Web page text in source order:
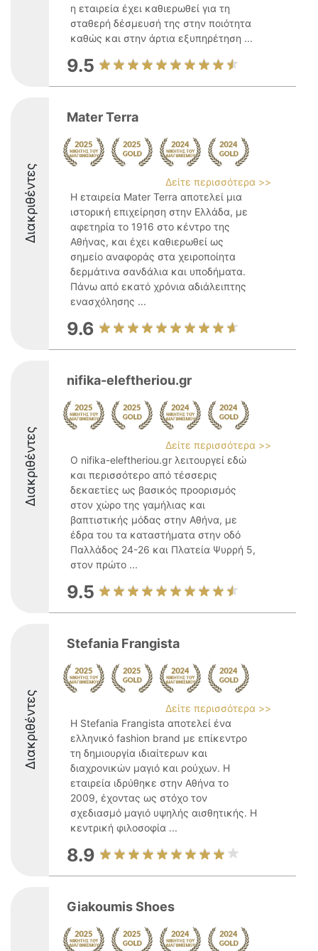
η εταιρεία έχει καθιερωθεί για τη
σταθερή δέσμευσή της στην ποιότητα
καθώς και στην άρτια εξυπηρέτηση ...
9.5
Διακριθέντες
Mater Terra
Δείτε περισσότερα >>
Η εταιρεία Mater Terra αποτελεί μια
ιστορική επιχείρηση στην Ελλάδα, με
αφετηρία το 1916 στο κέντρο της
Αθήνας, και έχει καθιερωθεί ως
σημείο αναφοράς στα χειροποίητα
δερμάτινα σανδάλια και υποδήματα.
Πάνω από εκατό χρόνια αδιάλειπτης
ενασχόλησης ...
9.6
Διακριθέντες
nifika-eleftheriou.gr
Δείτε περισσότερα >>
Ο nifika-eleftheriou.gr λειτουργεί εδώ
και περισσότερο από τέσσερις
δεκαετίες ως βασικός προορισμός
στον χώρο της γαμήλιας και
βαπτιστικής μόδας στην Αθήνα, με
έδρα του τα καταστήματα στην οδό
Παλλάδος 24-26 και Πλατεία Ψυρρή 5,
στον πρώτο ...
9.5
Διακριθέντες
Stefania Frangista
Δείτε περισσότερα >>
Η Stefania Frangista αποτελεί ένα
ελληνικό fashion brand με επίκεντρο
τη δημιουργία ιδιαίτερων και
διαχρονικών μαγιό και ρούχων. Η
εταιρεία ιδρύθηκε στην Αθήνα το
2009, έχοντας ως στόχο τον
σχεδιασμό μαγιό υψηλής αισθητικής. Η
κεντρική φιλοσοφία ...
8.9
Giakoumis Shoes